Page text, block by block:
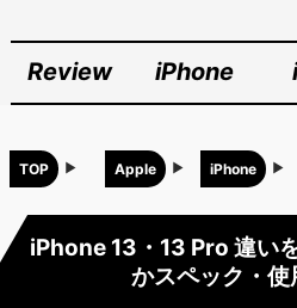
Review iPhone
TOP Apple iPhone
iPhone 13・13 Pro 違い
かスペック・使